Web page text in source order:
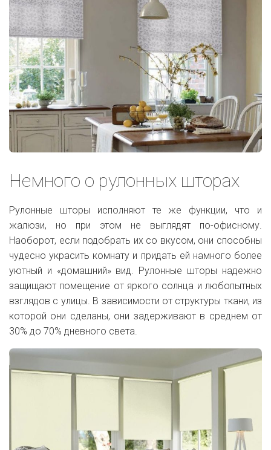
Немного о рулонных шторах
Рулонные шторы исполняют те же функции, что и
жалюзи, но при этом не выглядят по-офисному.
Наоборот, если подобрать их со вкусом, они способны
чудесно украсить комнату и придать ей намного более
уютный и «домашний» вид. Рулонные шторы надежно
защищают помещение от яркого солнца и любопытных
взглядов с улицы. В зависимости от структуры ткани, из
которой они сделаны, они задерживают в среднем от
30% до 70% дневного света.